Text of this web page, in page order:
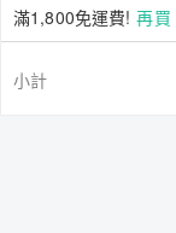
滿1,800免運費! 再買
小計